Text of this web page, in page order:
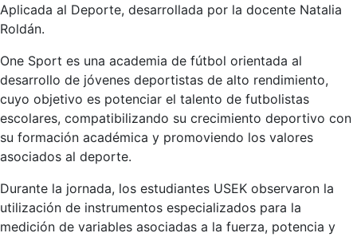
Aplicada al Deporte, desarrollada por la docente Natalia
Roldán.
One Sport es una academia de fútbol orientada al
desarrollo de jóvenes deportistas de alto rendimiento,
cuyo objetivo es potenciar el talento de futbolistas
escolares, compatibilizando su crecimiento deportivo con
su formación académica y promoviendo los valores
asociados al deporte.
Durante la jornada, los estudiantes USEK observaron la
utilización de instrumentos especializados para la
medición de variables asociadas a la fuerza, potencia y